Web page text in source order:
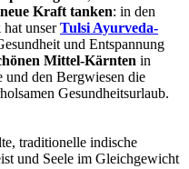
neue Kraft tanken: in den
hat unserTulsi Ayurveda-
und Entspannung
Mittel-Kärnten in
und den Bergwiesen die
Gesundheitsurlaub.
traditionelle indische
und Seele im Gleichgewicht